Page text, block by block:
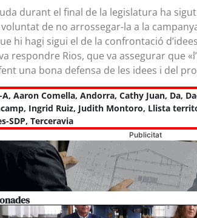
durant el final de la legislatura ha
de no arrossegar-la a la
hi hagi sigui el de la confrontació
respondre Rios, que va assegurar que
una bona defensa de les idees i del
A, Aaron Comella, Andorra, Cathy Juan, Da,
, Ingrid Ruiz, Judith Montoro, Llista
SDP, Terceravia
Publicitat